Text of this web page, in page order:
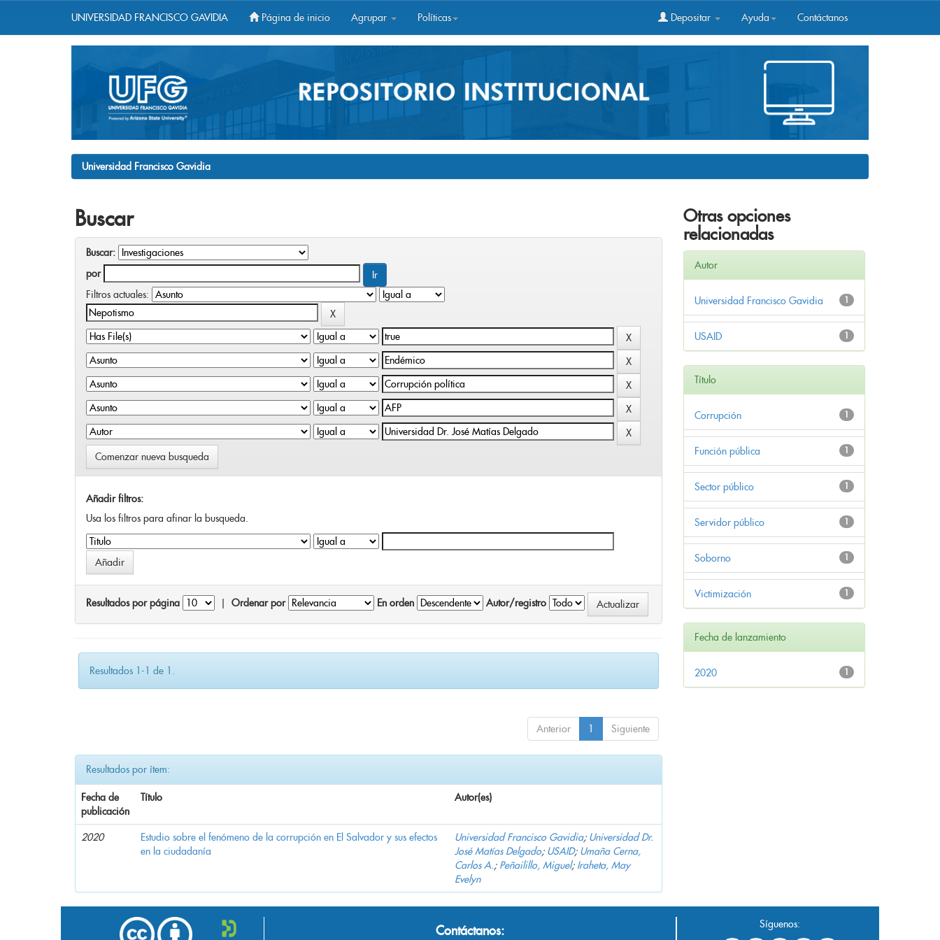
UNIVERSIDAD FRANCISCO GAVIDIA Página de inicio Agrupar Políticas Depositar Ayuda Contáctanos
Universidad Francisco Gavidia
Buscar
Buscar:
por
Filtros actuales:
Comenzar nueva busqueda
Añadir filtros:
Usa los filtros para afinar la busqueda.
Resultados por página Ordenar por En orden Autor/registro
Resultados 1-1 de 1.
Anterior 1 Siguiente
Resultados por ítem:
Fecha de
publicación
Título Autor(es)
2020
Estudio sobre el fenómeno de la corrupción en El Salvador y sus efectos
en la ciudadanía
Universidad Francisco Gavidia; Universidad Dr.
José Matías Delgado; USAID; Umaña Cerna,
Carlos A.; Peñailillo, Miguel; Iraheta, May
Evelyn
Otras opciones
relacionadas
Autor
1
Universidad Francisco Gavidia
1
USAID
Título
1
Corrupción
1
Función pública
1
Sector público
1
Servidor público
1
Soborno
1
Victimización
Fecha de lanzamiento
1
2020
Contáctanos: Síguenos: